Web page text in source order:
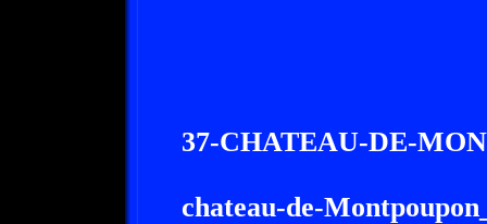
37-CHATEAU-DE-
chateau-de-